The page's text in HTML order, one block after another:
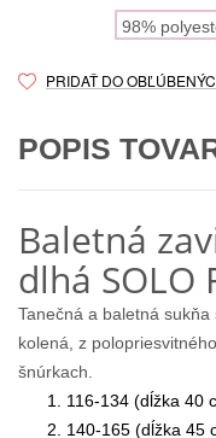
98%
PRIDAŤ DO
POPIS
Baletná
dlhá SOLO
Tanečná a baletná
kolená, z
šnúrkach.
116-134 (dĺžka 40
140-165 (dĺžka 45